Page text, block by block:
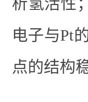
电子与Pt
点的结构